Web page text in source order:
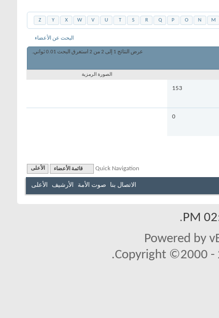
M
N
O
P
Q
R
S
T
U
V
W
X
Y
Z
البحث عن الأعضاء
عرض النتائج 1 إلى 2 من 2 استغرق البحث 0.01ثواني.
الصورة الرمزية
153
0
Quick Navigation قائمة الأعضاء الأعلى
الاتصال بنا صوت الأمة الأرشيف الأعلى
.
Powered by
Copyright ©2000 -